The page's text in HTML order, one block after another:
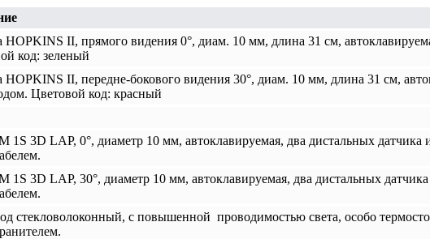
HOPKINS II, прямого видения 0°, диам. 10 мм, длина 31 cм,
код: зеленый
HOPKINS II, передне-бокового видения 30°, диам. 10 мм, длина 31 cм,
Цветовой код: красный
1S 3D LAP, 0°, диаметр 10 мм, автоклавируемая, два дистальных
1S 3D LAP, 30°, диаметр 10 мм, автоклавируемая, два дистальных
стекловолоконный, с повышенной проводимостью света, особо